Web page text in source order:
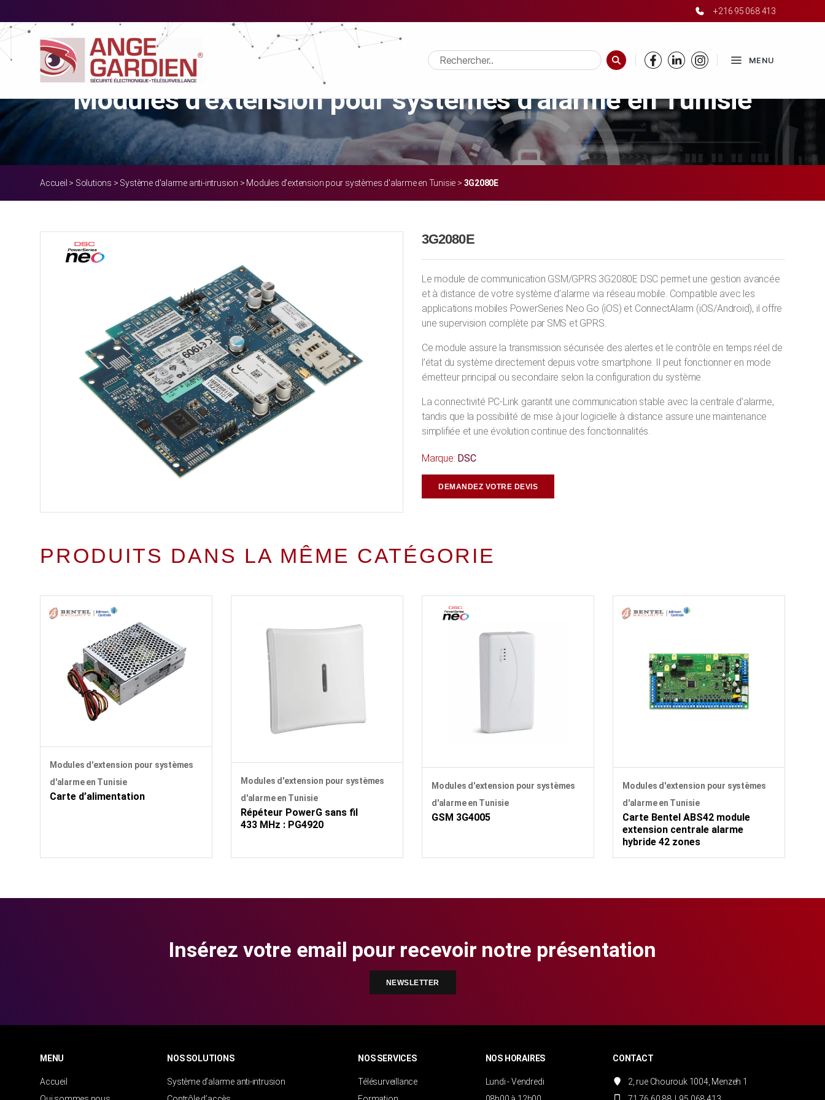
+216 95 068 413
RECHERCHER
MENU
Notice : Only variables should be passed by reference in /home/moovprh/angegardien/wp-content/themes/angegardien/single-produit.php
Modules d'extension pour systèmes d'alarme en Tunisie
Accueil > Solutions > Système d'alarme anti-intrusion > Modules d'extension pour systèmes d'alarme en Tunisie > 3G2080E
3G2080E
Le module de communication GSM/GPRS 3G2080E DSC permet une gestion avancée
et à distance de votre système d’alarme via réseau mobile. Compatible avec les
applications mobiles PowerSeries Neo Go (iOS) et ConnectAlarm (iOS/Android), il offre
une supervision complète par SMS et GPRS.
Ce module assure la transmission sécurisée des alertes et le contrôle en temps réel de
l’état du système directement depuis votre smartphone. Il peut fonctionner en mode
émetteur principal ou secondaire selon la configuration du système.
La connectivité PC-Link garantit une communication stable avec la centrale d’alarme,
tandis que la possibilité de mise à jour logicielle à distance assure une maintenance
simplifiée et une évolution continue des fonctionnalités.
Marque: DSC
DEMANDEZ VOTRE DEVIS
PRODUITS DANS LA MÊME CATÉGORIE
Modules d'extension pour systèmes
d'alarme en Tunisie
Carte d’alimentation
Modules d'extension pour systèmes
d'alarme en Tunisie
Répéteur PowerG sans fil
433 MHz : PG4920
Modules d'extension pour systèmes
d'alarme en Tunisie
GSM 3G4005
Modules d'extension pour systèmes
d'alarme en Tunisie
Carte Bentel ABS42 module
extension centrale alarme
hybride 42 zones
Insérez votre email pour recevoir notre présentation
NEWSLETTER
MENU
Accueil
NOS SOLUTIONS
Système d’alarme anti-intrusion
NOS SERVICES
Télésurveillance
NOS HORAIRES
Lundi - Vendredi
CONTACT
2, rue Chourouk 1004, Menzeh 1